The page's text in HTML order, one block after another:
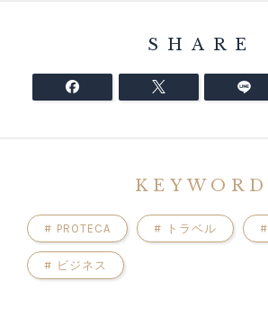
SHARE
KEYWORD
# PROTECA # トラベル #
# ビジネス